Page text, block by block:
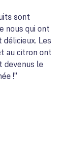
sont
nous qui ont
Les
au citron ont
devenus le
!"